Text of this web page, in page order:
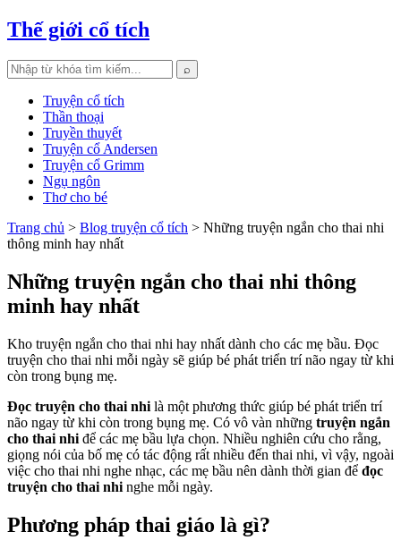
Thế giới cổ tích
⌕
Truyện cổ tích
Thần thoại
Truyền thuyết
Truyện cổ Andersen
Truyện cổ Grimm
Ngụ ngôn
Thơ cho bé
Trang chủ > Blog truyện cổ tích > Những truyện ngắn cho thai nhi
thông minh hay nhất
Những truyện ngắn cho thai nhi thông
minh hay nhất
Kho truyện ngắn cho thai nhi hay nhất dành cho các mẹ bầu. Đọc
truyện cho thai nhi mỗi ngày sẽ giúp bé phát triển trí não ngay từ khi
còn trong bụng mẹ.
Đọc truyện cho thai nhi là một phương thức giúp bé phát triển trí
não ngay từ khi còn trong bụng mẹ. Có vô vàn những truyện ngắn
cho thai nhi để các mẹ bầu lựa chọn. Nhiều nghiên cứu cho rằng,
giọng nói của bố mẹ có tác động rất nhiều đến thai nhi, vì vậy, ngoài
việc cho thai nhi nghe nhạc, các mẹ bầu nên dành thời gian để đọc
truyện cho thai nhi nghe mỗi ngày.
Phương pháp thai giáo là gì?